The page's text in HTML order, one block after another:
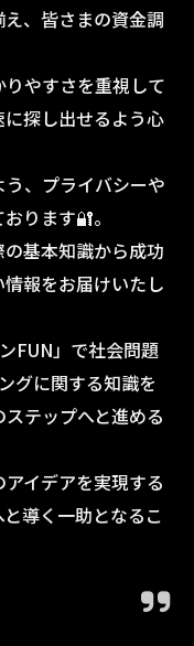
、皆さまの資金調
やすさを重視して
探し出せるよう心
、プライバシーや
ります🔐。
基本知識から成功
報をお届けいたし
FUN」で社会問題
グに関する知識を
テップへと進める
イデアを実現する
導く一助となるこ